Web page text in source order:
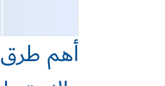
أهم طرق